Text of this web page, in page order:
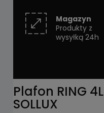
Magazyn
Produkty z
wysyłką 24h
Plafon RING
SOLLUX